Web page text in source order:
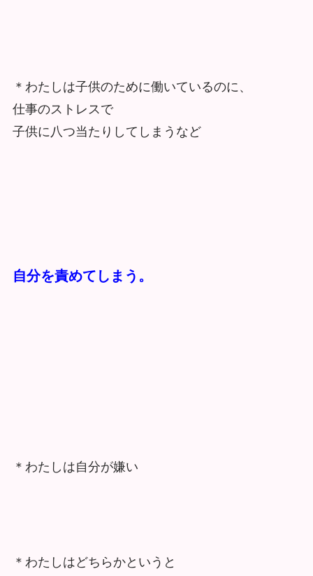
＊わたしは子供のために働いているのに、
仕事のストレスで
子供に八つ当たりしてしまうなど
自分を責めてしまう。
＊わたしは自分が嫌い
＊わたしはどちらかというと